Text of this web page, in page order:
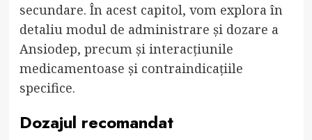
secundare. În acest capitol, vom explora în
detaliu modul de administrare și dozare a
Ansiodep, precum și interacțiunile
medicamentoase și contraindicațiile
specifice.
Dozajul recomandat